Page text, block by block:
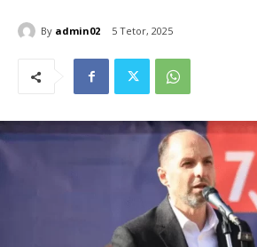
By admin02 5 Tetor, 2025